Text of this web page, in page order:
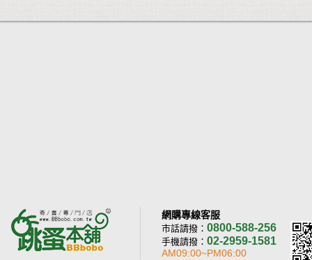
網購專線客服
市話請撥： 0800-588-256
手機請撥： 02-2959-1581
AM09:00~PM06:00